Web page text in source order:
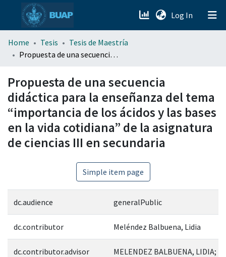
Log In (current)
menu.section.about_menu
Home Tesis
Tesis de Maestría
Propuesta de una secuencia didáctica para la enseñanza del tema “importancia de los ácidos y las bases en la vida cotidiana” de la asignatura de ciencias III en secundaria
Propuesta de una secuencia
didáctica para la enseñanza del tema
“importancia de los ácidos y las bases
en la vida cotidiana” de la asignatura
de ciencias III en secundaria
Simple item page
dc.audience generalPublic
dc.contributor Meléndez Balbuena, Lidia
dc.contributor.advisor MELENDEZ BALBUENA, LIDIA;